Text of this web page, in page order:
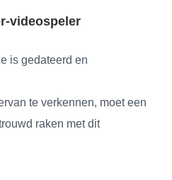
videospeler
is gedateerd en
te verkennen, moet een
raken met dit